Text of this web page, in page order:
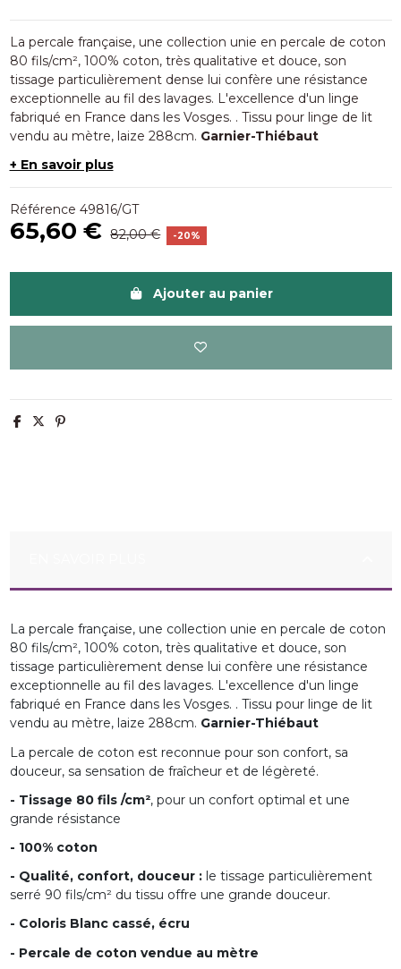
La percale française, une collection unie en percale de coton
80 fils/cm², 100% coton, très qualitative et douce, son
tissage particulièrement dense lui confère une résistance
exceptionnelle au fil des lavages. L'excellence d'un linge
fabriqué en France dans les Vosges. . Tissu pour linge de lit
vendu au mètre, laize 288cm. Garnier-Thiébaut
+ En savoir plus
Référence 49816/GT
65,60 € 82,00 € -20%
Ajouter au panier
La percale française, une collection unie en percale de coton
80 fils/cm², 100% coton, très qualitative et douce, son
tissage particulièrement dense lui confère une résistance
exceptionnelle au fil des lavages. L'excellence d'un linge
fabriqué en France dans les Vosges. . Tissu pour linge de lit
vendu au mètre, laize 288cm. Garnier-Thiébaut
La percale de coton est reconnue pour son confort, sa
douceur, sa sensation de fraîcheur et de légèreté.
- Tissage 80 fils /cm², pour un confort optimal et une
grande résistance
- 100% coton
- Qualité, confort, douceur :le tissage particulièrement
serré 90 fils/cm² du tissu offre une grande douceur.
- Coloris Blanc cassé, écru
- Percale de coton vendue au mètre